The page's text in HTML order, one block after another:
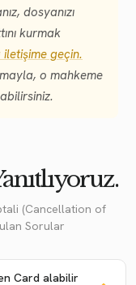
dosyanızı
kurmak
geçin.
o mahkeme
(Cancellation of
Sorular
Card alabilir